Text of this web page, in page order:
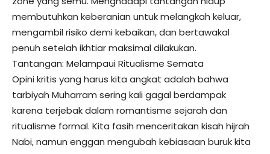
membutuhkan keberanian untuk melangkah keluar,
mengambil risiko demi kebaikan, dan bertawakal
penuh setelah ikhtiar maksimal dilakukan.
​Tantangan: Melampaui Ritualisme Semata
​Opini kritis yang harus kita angkat adalah bahwa
tarbiyah Muharram sering kali gagal berdampak
karena terjebak dalam romantisme sejarah dan
ritualisme formal. Kita fasih menceritakan kisah hijrah
Nabi, namun enggan mengubah kebiasaan buruk kita